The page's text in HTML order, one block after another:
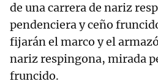
de una carrera de nariz
pendenciera y ceño
fijarán el marco y el
nariz respingona, mirada
fruncido.